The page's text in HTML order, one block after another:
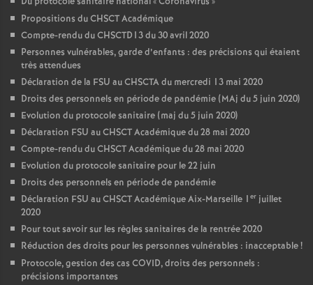
Propositions du CHSCT Académique
Compte-rendu du CHSCTD13 du 30 avril 2020
Personnes vulnérables, garde d’enfants : des précisions qui étaient
très attendues
Déclaration de la FSU au CHSCTA du mercredi 13 mai 2020
Droits des personnels en période de pandémie (MAj du 5 juin 2020)
Evolution du protocole sanitaire (maj du 5 juin 2020)
Déclaration FSU au CHSCT Académique du 28 mai 2020
Compte-rendu du CHSCT Académique du 28 mai 2020
Evolution du protocole sanitaire pour le 22 juin
Droits des personnels en période de pandémie
Déclaration FSU au CHSCT Académique Aix-Marseille 1 er juillet
2020
Pour tout savoir sur les règles sanitaires de la rentrée 2020
Réduction des droits pour les personnes vulnérables : inacceptable!
Protocole, gestion des cas COVID, droits des personnels :
précisions importantes